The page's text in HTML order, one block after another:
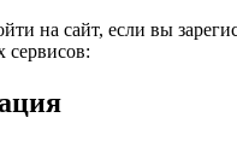
на сайт, если вы
сервисов: